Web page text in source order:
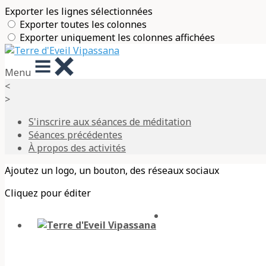
Exporter les lignes sélectionnées
Exporter toutes les colonnes
Exporter uniquement les colonnes affichées
Menu
<
>
S'inscrire aux séances de méditation
Séances précédentes
À propos des activités
Ajoutez un logo, un bouton, des réseaux sociaux
Cliquez pour éditer